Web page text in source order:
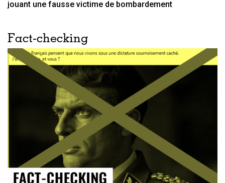
jouant une fausse victime de bombardement
Fact-checking